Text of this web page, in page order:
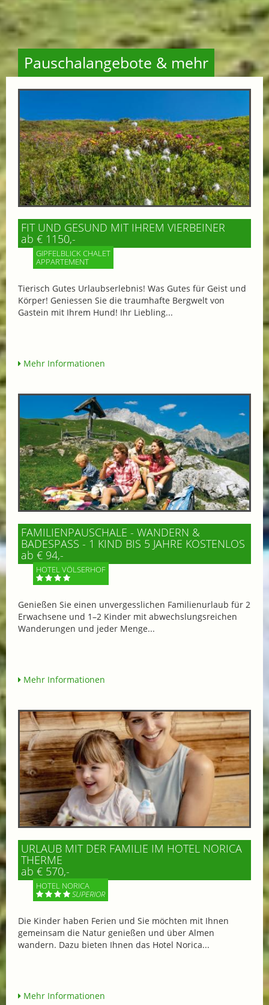
Pauschalangebote & mehr
FIT UND GESUND MIT IHREM VIERBEINER
ab € 1150,-
GIPFELBLICK CHALET
APPARTEMENT
Tierisch Gutes Urlaubserlebnis! Was Gutes für Geist und
Körper! Geniessen Sie die traumhafte Bergwelt von
Gastein mit Ihrem Hund! Ihr Liebling...
Mehr Informationen
FAMILIENPAUSCHALE - WANDERN &
BADESPASS - 1 KIND BIS 5 JAHRE KOSTENLOS
ab € 94,-
HOTEL VÖLSERHOF
Genießen Sie einen unvergesslichen Familienurlaub für 2
Erwachsene und 1–2 Kinder mit abwechslungsreichen
Wanderungen und jeder Menge...
Mehr Informationen
URLAUB MIT DER FAMILIE IM HOTEL NORICA
THERME
ab € 570,-
HOTEL NORICA
SUPERIOR
Die Kinder haben Ferien und Sie möchten mit Ihnen
gemeinsam die Natur genießen und über Almen
wandern. Dazu bieten Ihnen das Hotel Norica...
Mehr Informationen